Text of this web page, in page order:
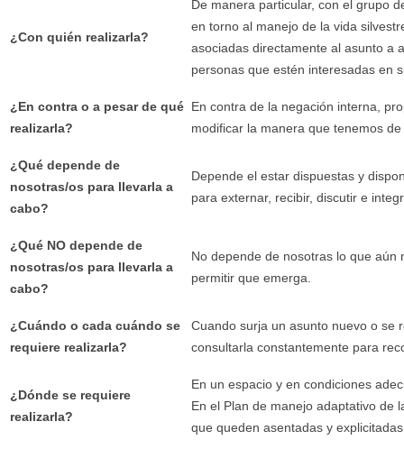
¿Con quién realizarla?
De manera particular, con el grupo
en torno al manejo de la vida
asociadas directamente al asunto a
personas que estén interesadas en
¿En contra o a pesar de qué
realizarla?
En contra de la negación interna,
modificar la manera que tenemos
¿Qué depende de
nosotras/os para llevarla a
cabo?
Depende el estar dispuestas y
para externar, recibir, discutir e
¿Qué NO depende de
nosotras/os para llevarla a
cabo?
No depende de nosotras lo que
permitir que emerga.
¿Cuándo o cada cuándo se
requiere realizarla?
Cuando surja un asunto nuevo o se
consultarla constantemente para
¿Dónde se requiere
realizarla?
En un espacio y en condiciones
En el Plan de manejo adaptativo de
que queden asentadas y